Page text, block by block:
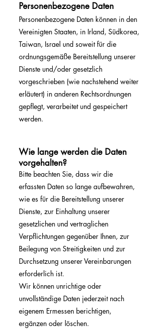
Personenbezogene Daten
Personenbezogene Daten können in den
Vereinigten Staaten, in Irland, Südkorea,
Taiwan, Israel und soweit für die
ordnungsgemäße Bereitstellung unserer
Dienste und/oder gesetzlich
vorgeschrieben (wie nachstehend weiter
erläutert) in anderen Rechtsordnungen
gepflegt, verarbeitet und gespeichert
werden.
Wie lange werden die Daten
vorgehalten?
Bitte beachten Sie, dass wir die
erfassten Daten so lange aufbewahren,
wie es für die Bereitstellung unserer
Dienste, zur Einhaltung unserer
gesetzlichen und vertraglichen
Verpflichtungen gegenüber Ihnen, zur
Beilegung von Streitigkeiten und zur
Durchsetzung unserer Vereinbarungen
erforderlich ist.
Wir können unrichtige oder
unvollständige Daten jederzeit nach
eigenem Ermessen berichtigen,
ergänzen oder löschen.